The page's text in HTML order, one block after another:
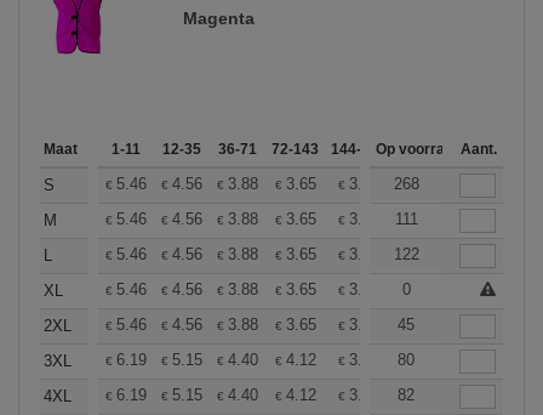
Magenta
Maat 1-11 12-35 36-71 72-143 144-287 288 + Meer
Op voorraadAant.
S € 5.46 € 4.56 € 3.88 € 3.65 € 3.46 €3.44
268
M
€ 5.46 € 4.56 € 3.88 € 3.65 € 3.46 €3.44
111
L
€ 5.46 € 4.56 € 3.88 € 3.65 € 3.46 €3.44
122
XL
€ 5.46 € 4.56 € 3.88 € 3.65 € 3.46 € +
0
2XL
€ 5.46 € 4.56 € 3.88 € 3.65 € 3.46 €3.44
45
3XL
€ 6.19 € 5.15 € 4.40 € 4.12 € 3.92 €3.88
80
4XL
€ 6.19 € 5.15 € 4.40 € 4.12 € 3.92 €3.88
82